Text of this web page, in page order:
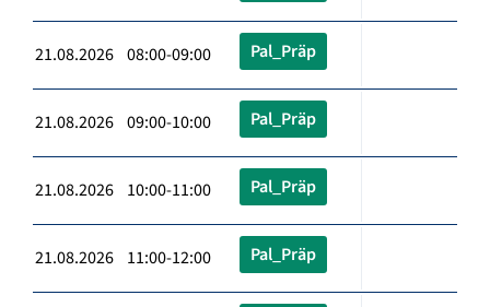
21.08.2026 08:00-09:00 Pal_Präp
21.08.2026 09:00-10:00 Pal_Präp
21.08.2026 10:00-11:00 Pal_Präp
21.08.2026 11:00-12:00 Pal_Präp